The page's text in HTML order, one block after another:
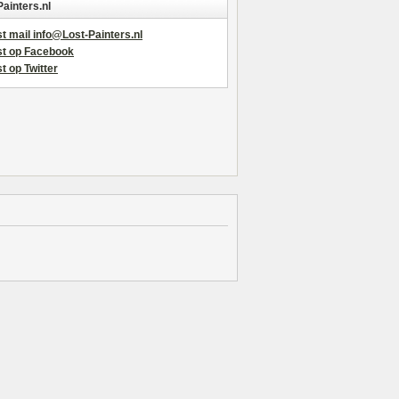
mail info@Lost-Painters.nl
op Facebook
op Twitter